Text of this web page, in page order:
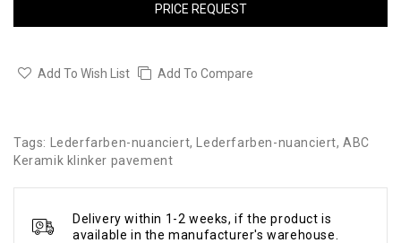
PRICE REQUEST
Add To Wish List Add To Compare
Tags: Lederfarben-nuanciert, Lederfarben-nuanciert,ABC
Keramik klinker pavement
Delivery within 1-2 weeks, if the product is
available in the manufacturer's warehouse.